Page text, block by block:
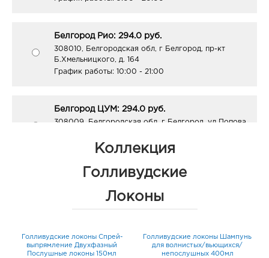
Белгород Рио: 294.0 руб.
308010, Белгородская обл, г Белгород, пр-кт
Б.Хмельницкого, д. 164
График работы: 10:00 - 21:00
Белгород ЦУМ: 294.0 руб.
308009, Белгородская обл, г Белгород, ул Попова,
График работы:10:00 - 20:00
308009, Белгородская обл, г Белгород, пр-кт
Белгород Конева: 294.0 руб.
Коллекция
Голливудские
Локоны
Голливудские локоны Спрей-
выпрямление Двухфазный
Послушные локоны 150мл
Голливудские локоны Шампунь
для волнистых/вьющихся/
непослушных 400мл